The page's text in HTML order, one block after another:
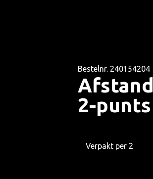
Bestelnr. 240154204
2-punts
Verpakt per 2